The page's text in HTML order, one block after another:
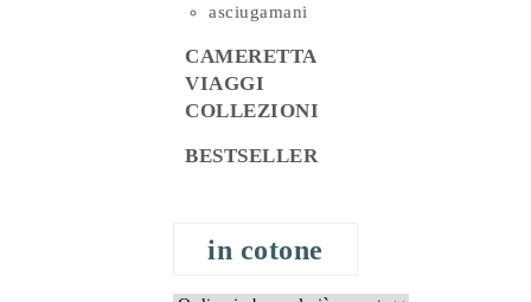
asciugamani
CAMERETTA
VIAGGI
COLLEZIONI
BESTSELLER
in cotone